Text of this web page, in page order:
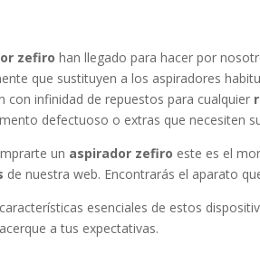
zefiro han llegado para hacer por
que sustituyen a los aspiradores
con infinidad de repuestos para cualquier
defectuoso o extras que necesiten
un aspirador zefiro este es el
de nuestra web. Encontrarás el aparato
esenciales de estos
a tus expectativas.